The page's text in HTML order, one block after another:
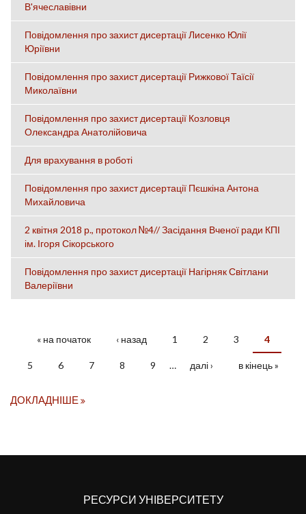
В'ячеславівни
Повідомлення про захист дисертації Лисенко Юлії
Юріївни
Повідомлення про захист дисертації Рижкової Таїсії
Миколаївни
Повідомлення про захист дисертації Козловця
Олександра Анатолійовича
Для врахування в роботі
Повідомлення про захист дисертації Пєшкіна Антона
Михайловича
2 квітня 2018 р., протокол №4// Засідання Вченої ради КПІ
ім. Ігоря Сікорського
Повідомлення про захист дисертації Нагірняк Світлани
Валеріївни
« на початок ‹ назад 1 2 3 4
5 6 7 8 9 … далі › в кінець »
ДОКЛАДНІШЕ
РЕСУРСИ УНІВЕРСИТЕТУ